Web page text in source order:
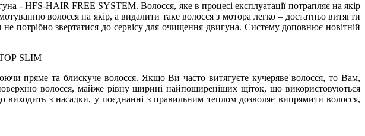
- HFS-HAIR FREE SYSTEM. Волосся, яке в процесі експлуатації потрапляє на якір
волосся на якір, а видалити таке волосся з мотора легко – достатньо витягти
потрібно звертатися до сервісу для очищення двигуна. Систему доповнює новітній
SLIM
пряме та блискуче волосся. Якщо Ви часто витягуєте кучеряве волосся, то Вам,
волосся, майже рівну ширині найпоширеніших щіток, що використовуються
з насадки, у поєднанні з правильним теплом дозволяє випрямити волосся,